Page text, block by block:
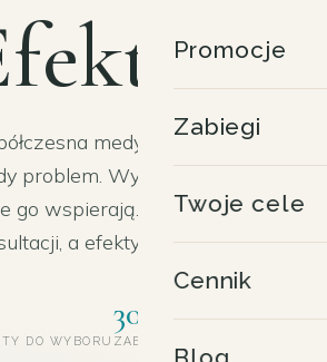
Promocje
Zabiegi
Twoje cele
Cennik
medycyna estetyczna
problem. Wybierz interesujący
go wspierają. Plan i dobór
a efekty są indywidualne.
DO WYBORU
30+
ZABIEGÓW W OFERCIE
20